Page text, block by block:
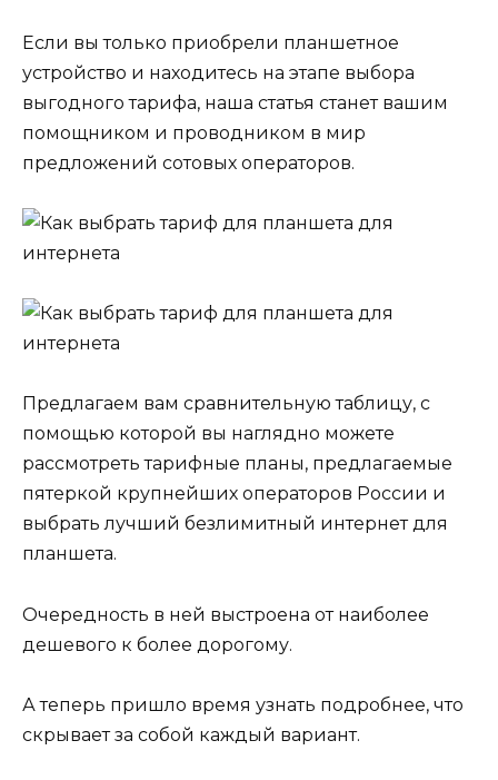
Если вы только приобрели планшетное
устройство и находитесь на этапе выбора
выгодного тарифа, наша статья станет вашим
помощником и проводником в мир
предложений сотовых операторов.
Предлагаем вам сравнительную таблицу, с
помощью которой вы наглядно можете
рассмотреть тарифные планы, предлагаемые
пятеркой крупнейших операторов России и
выбрать лучший безлимитный интернет для
планшета.
Очередность в ней выстроена от наиболее
дешевого к более дорогому.
А теперь пришло время узнать подробнее, что
скрывает за собой каждый вариант.